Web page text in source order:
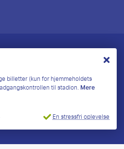
billetter (kun for hjemmeholdets
til stadion.Mere
En stressfri oplevelse